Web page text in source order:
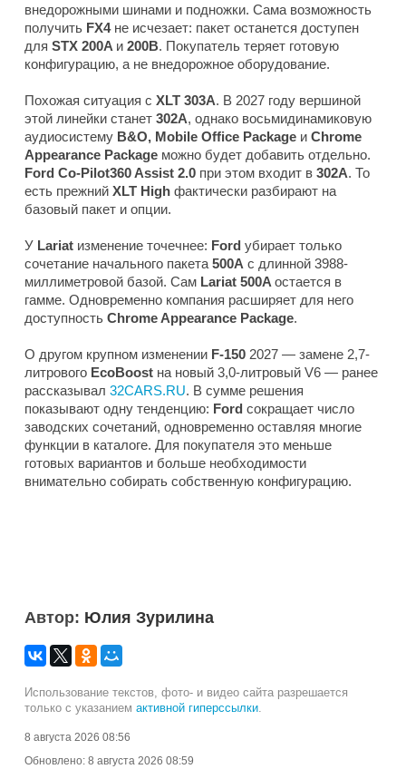
внедорожными шинами и подножки. Сама возможность
получить FX4не исчезает: пакет останется доступен
для STX 200A и 200B. Покупатель теряет готовую
конфигурацию, а не внедорожное оборудование.
Похожая ситуация с XLT 303A. В 2027 году вершиной
этой линейки станет 302A, однако восьмидинамиковую
аудиосистему B&O, Mobile Office Package и Chrome
Appearance Package можно будет добавить отдельно.
Ford Co-Pilot360 Assist 2.0 при этом входит в 302A. То
есть прежний XLT High фактически разбирают на
базовый пакет и опции.
У Lariat изменение точечнее: Ford убирает только
сочетание начального пакета 500A с длинной 3988-
миллиметровой базой. Сам Lariat 500A остается в
гамме. Одновременно компания расширяет для него
доступность Chrome Appearance Package.
О другом крупном изменении F-150 2027 — замене 2,7-
литрового EcoBoost на новый 3,0-литровый V6 — ранее
рассказывал 32CARS.RU. В сумме решения
показывают одну тенденцию: Ford сокращает число
заводских сочетаний, одновременно оставляя многие
функции в каталоге. Для покупателя это меньше
готовых вариантов и больше необходимости
внимательно собирать собственную конфигурацию.
Автор: Юлия Зурилина
Использование текстов, фото- и видео сайта разрешается
только с указанием активной гиперссылки
8 августа 2026 08:56
Обновлено: 8 августа 2026 08:59